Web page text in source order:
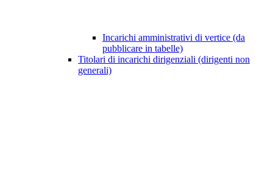
Incarichi amministrativi di vertice (da
pubblicare in tabelle)
Titolari di incarichi dirigenziali (dirigenti non
generali)